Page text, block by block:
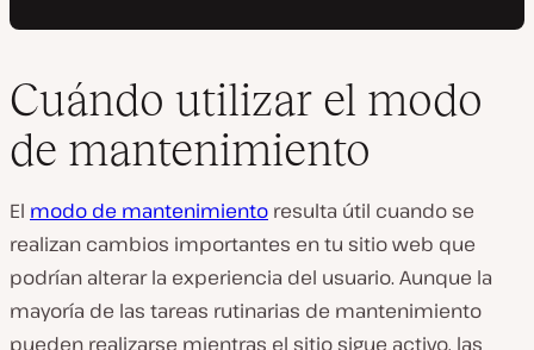
Cuándo utilizar el modo
de mantenimiento
El modo de mantenimiento resulta útil cuando se
realizan cambios importantes en tu sitio web que
podrían alterar la experiencia del usuario. Aunque la
mayoría de las tareas rutinarias de mantenimiento
pueden realizarse mientras el sitio sigue activo, las